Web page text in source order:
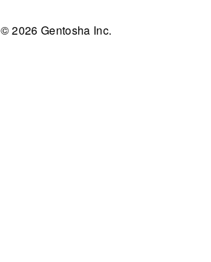
© 2026 Gentosha Inc.